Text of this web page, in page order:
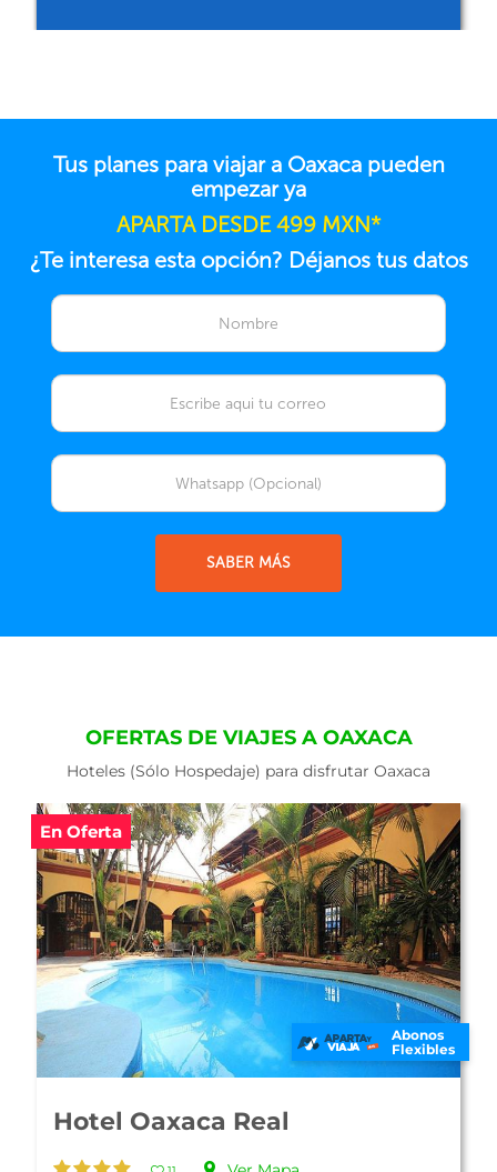
Tus planes para viajar a Oaxaca pueden
empezar ya
APARTA DESDE 499 MXN*
¿Te interesa esta opción? Déjanos tus datos
SABER MÁS
OFERTAS DE VIAJES A OAXACA
Hoteles (Sólo Hospedaje) para disfrutar Oaxaca
En Oferta
Abonos
Flexibles
Hotel Misión Oaxaca